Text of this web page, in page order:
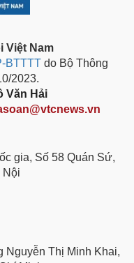
Việt Nam
BTTTT do Bộ Thông
2023.
Văn Hải
gia, Số 58 Quán Sứ,
Nội
Nguyễn Thị Minh Khai,